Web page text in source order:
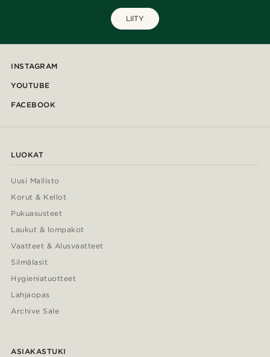
LIITY
INSTAGRAM
YOUTUBE
FACEBOOK
LUOKAT
Uusi Mallisto
Korut & Kellot
Pukuasusteet
Laukut & lompakot
Vaatteet & Alusvaatteet
Silmälasit
Hygieniatuotteet
Lahjaopas
Archive Sale
ASIAKASTUKI